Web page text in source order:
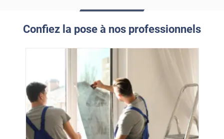
Confiez la pose à nos professionnels